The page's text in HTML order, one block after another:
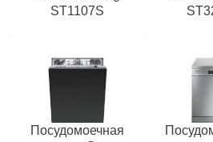
ST1107S
Посудомоечная